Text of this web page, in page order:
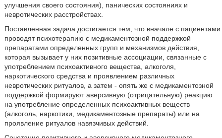
улучшения своего состояния), панических состояниях и
невротических расстройствах.
Поставленная задача достигается тем, что вначале с пациентами
проводят психотерапию с медикаментозной поддержкой
препаратами определенных групп и механизмов действия,
которая вызывает у них позитивные ассоциации, связанные с
употреблением психоактивного вещества, алкоголя,
наркотического средства и проявлением различных
невротических ритуалов, а затем - опять же с медикаментозной
поддержкой формируют аверсивную (отрицательную) реакцию
на употребление определенных психоактивных веществ
(алкоголь, наркотики, медикаментозные препараты) или на
проявление ритуалов навязчивых действий.